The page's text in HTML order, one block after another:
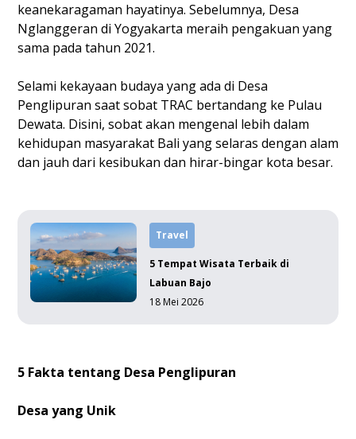
keanekaragaman hayatinya. Sebelumnya, Desa
Nglanggeran di Yogyakarta meraih pengakuan yang
sama pada tahun 2021.
Selami kekayaan budaya yang ada di Desa
Penglipuran saat sobat TRAC bertandang ke Pulau
Dewata. Disini, sobat akan mengenal lebih dalam
kehidupan masyarakat Bali yang selaras dengan alam
dan jauh dari kesibukan dan hirar-bingar kota besar.
Travel
5 Tempat Wisata Terbaik di
Labuan Bajo
18 Mei 2026
5 Fakta tentang Desa Penglipuran
Desa yang Unik